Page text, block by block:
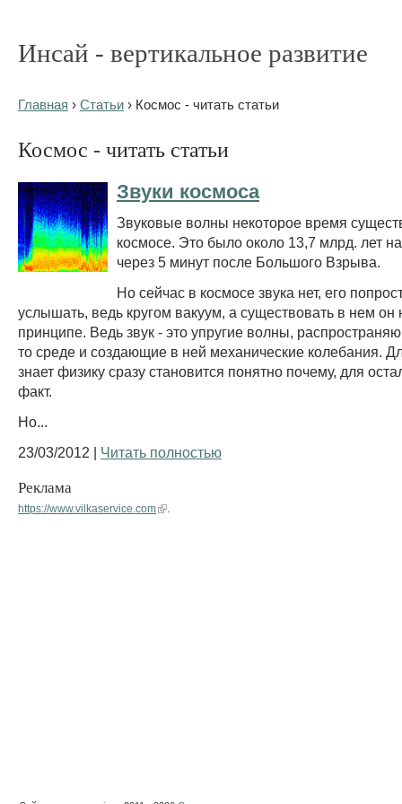
Инсай - вертикальное развитие
Главная › Статьи › Космос - читать статьи
Космос - читать статьи
Звуки космоса
Звуковые волны некоторое время
космосе. Это было около 13,7 млрд. лет
через 5 минут после Большого Взрыва.
Но сейчас в космосе звука нет, его
услышать, ведь кругом вакуум, а существовать в нем он
принципе. Ведь звук - это упругие волны,
то среде и создающие в ней механические колебания.
знает физику сразу становится понятно почему, для
факт.
Но...
23/03/2012 | Читать полностью
Реклама
https://www.vilkaservice.com